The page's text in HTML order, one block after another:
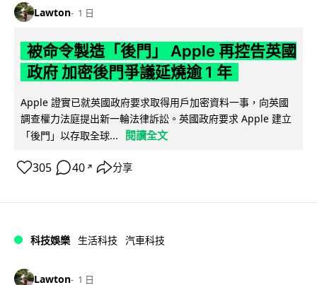
Lawton 1 日
被命令製造「後門」 Apple 再控告英國
政府 加密後門爭議延燒逾 1 年
Apple 證實已就英國政府要求取得用戶加密資料一事，向英國
調查權力法庭提出新一輪法律訴訟。英國政府要求 Apple 建立
「後門」以存取全球...
閱讀全文
305 40 ↗ 分享
科技娛樂 生活科技 汽車科技
Lawton 1 日